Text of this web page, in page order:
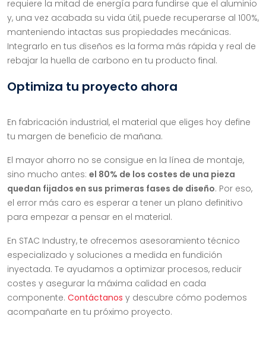
requiere la mitad de energía para fundirse que el aluminio
y, una vez acabada su vida útil, puede recuperarse al 100%,
manteniendo intactas sus propiedades mecánicas.
Integrarlo en tus diseños es la forma más rápida y real de
rebajar la huella de carbono en tu producto final.
Optimiza tu proyecto ahora
En fabricación industrial, el material que eliges hoy define
tu margen de beneficio de mañana.
El mayor ahorro no se consigue en la línea de montaje,
sino mucho antes: el 80% de los costes de una pieza
quedan fijados en sus primeras fases de diseño. Por eso,
el error más caro es esperar a tener un plano definitivo
para empezar a pensar en el material.
En STAC Industry, te ofrecemos asesoramiento técnico
especializado y soluciones a medida en fundición
inyectada. Te ayudamos a optimizar procesos, reducir
costes y asegurar la máxima calidad en cada
componente. Contáctanos y descubre cómo podemos
acompañarte en tu próximo proyecto.